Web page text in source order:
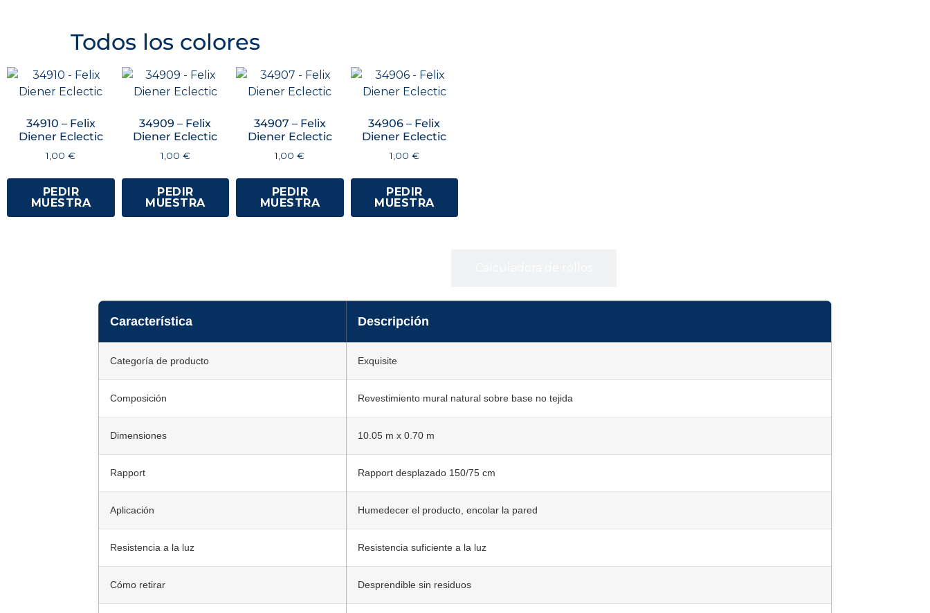
Todos los colores
34910 – Felix
Diener Eclectic
1,00€
PEDIR
MUESTRA
34909 – Felix
Diener Eclectic
1,00 €
PEDIR
MUESTRA
34907 – Felix
Diener Eclectic
1,00€
PEDIR
MUESTRA
34906 – Felix
Diener Eclectic
1,00 €
PEDIR
MUESTRA
Característica Descripción
Categoría de producto Exquisite
Composición Revestimiento mural natural sobre base no tejida
Dimensiones 10.05 m x 0.70 m
Rapport Rapport desplazado 150/75 cm
Aplicación Humedecer el producto, encolar la pared
Resistencia a la luz Resistencia suficiente a la luz
Cómo retirar Desprendible sin residuos